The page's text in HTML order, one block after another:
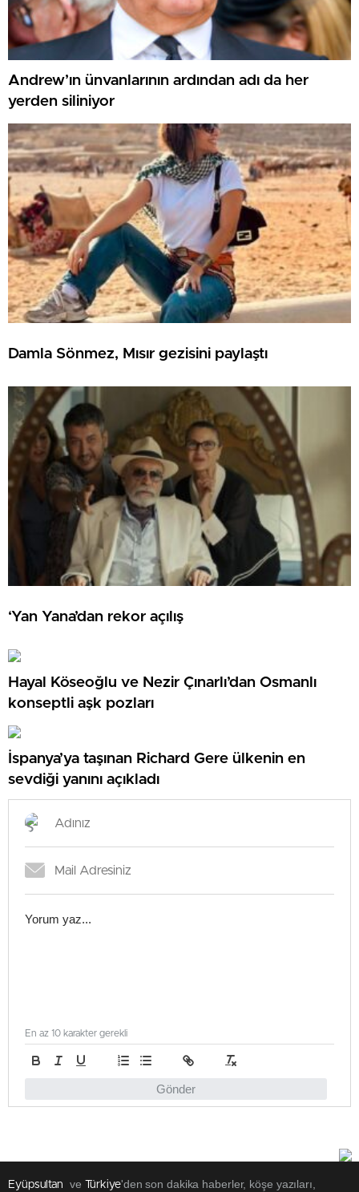
Andrew’ın ünvanlarının ardından adı da her
yerden siliniyor
Damla Sönmez, Mısır gezisini paylaştı
‘Yan Yana’dan rekor açılış
Hayal Köseoğlu ve Nezir Çınarlı’dan Osmanlı
konseptli aşk pozları
İspanya’ya taşınan Richard Gere ülkenin en
sevdiği yanını açıkladı
Gönder
En az 10 karakter gerekli
Eyüpsultan ve Türkiye'den son dakika haberler, köşe yazıları,